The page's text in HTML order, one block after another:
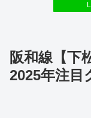
阪和線【下
2025年注目